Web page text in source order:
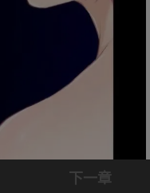
下一章